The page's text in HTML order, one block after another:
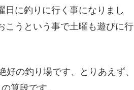
日に釣りに行く事になりまし
うという事で土曜も遊びに行
の釣り場です、とりあえず、